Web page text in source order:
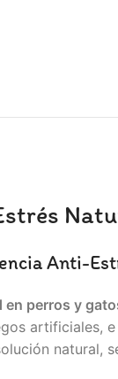
Anti-
en perros y
artificiales,
natural,